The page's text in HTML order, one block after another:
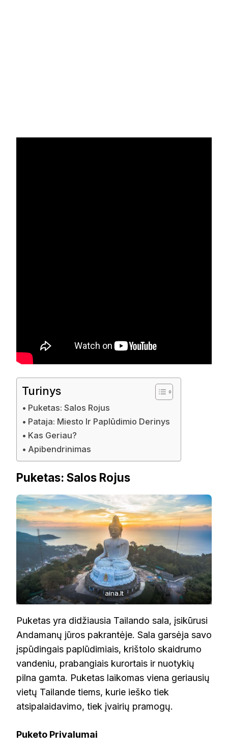
Turinys
Puketas: Salos Rojus
Pataja: Miesto Ir Paplūdimio Derinys
Kas Geriau?
Apibendrinimas
Puketas: Salos Rojus
aina.lt
Puketas yra didžiausia Tailando sala, įsikūrusi
Andamanų jūros pakrantėje. Sala garsėja savo
įspūdingais paplūdimiais, krištolo skaidrumo
vandeniu, prabangiais kurortais ir nuotykių
pilna gamta. Puketas laikomas viena geriausių
vietų Tailande tiems, kurie ieško tiek
atsipalaidavimo, tiek įvairių pramogų.
Puketo Privalumai